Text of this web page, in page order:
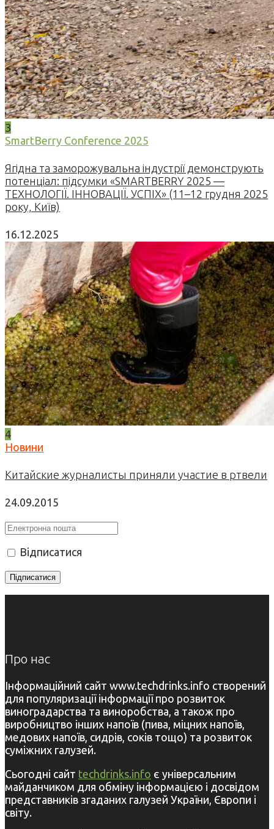
3
SmartBerry Conference 2025
Ягідна та заморожувальна індустрії демонструють
потенціал: підсумки «SMARTBERRY 2025 —
ТЕХНОЛОГІЇ. ІННОВАЦІЇ. УСПІХ» (11–12 грудня 2025
року, Київ)
16.12.2025
4
Новини
Китайские журналисты приняли участие в ртвели
24.09.2015
Відписатися
Про нас
Інформаційний сайт www.techdrinks.info створений
для популяризації інформації про розвиток
виноградарства та виноробства, а також про
виробництво інших напоїв (пива, міцних напоїв,
медових напоїв, сидрів, соків тощо) та розвиток
суміжних галузей.
Сьогодні сайт techdrinks.info є універсальним
майданчиком для обміну інформацією і досвідом
представників згаданих галузей України, Європи і
світу.